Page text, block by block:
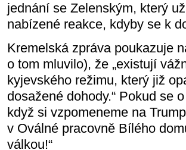
jednání se Zelenským, který
nabízené reakce, kdyby se k
Kremelská zpráva poukazuje
o tom mluvilo), že „existují
kyjevského režimu, který již
dosažené dohody.“ Pokud se
když si vzpomeneme na
v Oválné pracovně Bílého
válkou!“